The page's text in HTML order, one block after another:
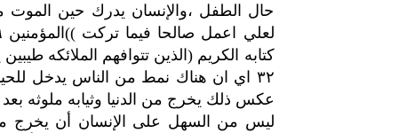
حال الطفل ،والإنسان يدرك حين الموت
كتابه الكريم (الذين تتوافهم الملائكه
٣٢ اي ان هناك نمط من الناس يدخل
عكس ذلك يخرج من الدنيا وثيابه ملوثه
ليس من السهل على الإنسان أن يخرج